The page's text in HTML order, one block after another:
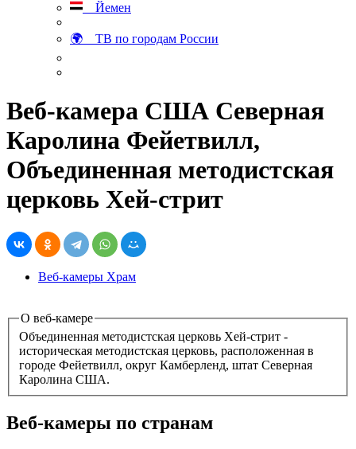
Йемен
🌍 ТВ по городам России
Веб-камера США Северная
Каролина Фейетвилл,
Объединенная методистская
церковь Хей-стрит
Веб-камеры Храм
О веб-камере
Объединенная методистская церковь Хей-стрит -
историческая методистская церковь, расположенная в
городе Фейетвилл, округ Камберленд, штат Северная
Каролина США.
Веб-камеры по странам